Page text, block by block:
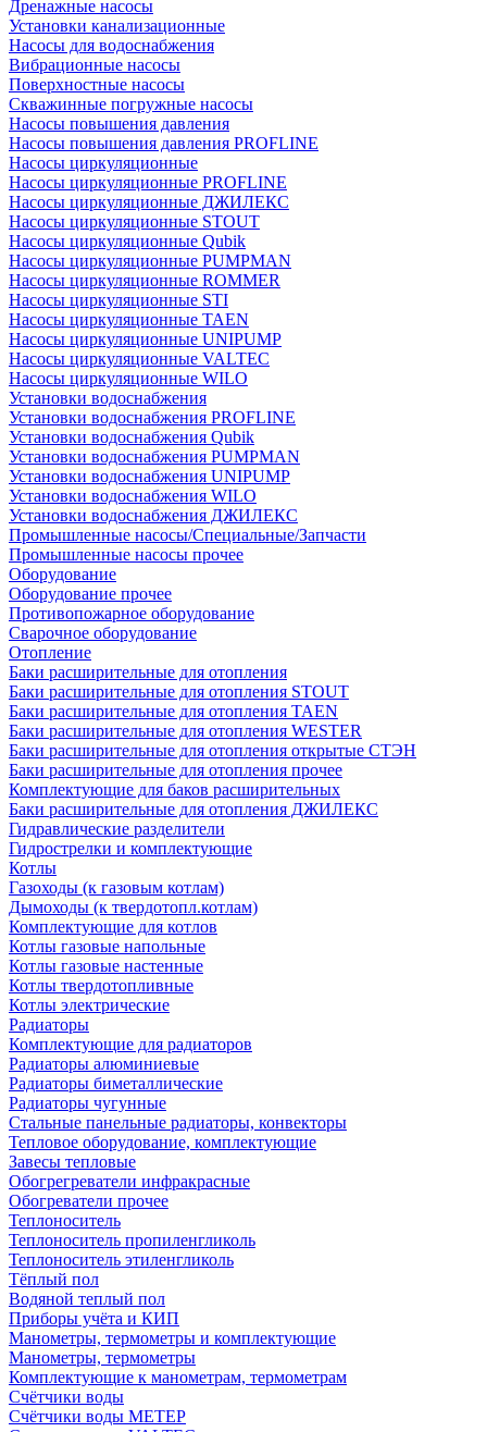
Дренажные насосы
Установки канализационные
Насосы для водоснабжения
Вибрационные насосы
Поверхностные насосы
Скважинные погружные насосы
Насосы повышения давления
Насосы повышения давления PROFLINE
Насосы циркуляционные
Насосы циркуляционные PROFLINE
Насосы циркуляционные ДЖИЛЕКС
Насосы циркуляционные STOUT
Насосы циркуляционные Qubik
Насосы циркуляционные PUMPMAN
Насосы циркуляционные ROMMER
Насосы циркуляционные STI
Насосы циркуляционные TAEN
Насосы циркуляционные UNIPUMP
Насосы циркуляционные VALTEC
Насосы циркуляционные WILO
Установки водоснабжения
Установки водоснабжения PROFLINE
Установки водоснабжения Qubik
Установки водоснабжения PUMPMAN
Установки водоснабжения UNIPUMP
Установки водоснабжения WILO
Установки водоснабжения ДЖИЛЕКС
Промышленные насосы/Специальные/Запчасти
Промышленные насосы прочее
Оборудование
Оборудование прочее
Противопожарное оборудование
Сварочное оборудование
Отопление
Баки расширительные для отопления
Баки расширительные для отопления STOUT
Баки расширительные для отопления TAEN
Баки расширительные для отопления WESTER
Баки расширительные для отопления открытые СТЭН
Баки расширительные для отопления прочее
Комплектующие для баков расширительных
Баки расширительные для отопления ДЖИЛЕКС
Гидравлические разделители
Гидрострелки и комплектующие
Котлы
Газоходы (к газовым котлам)
Дымоходы (к твердотопл.котлам)
Комплектующие для котлов
Котлы газовые напольные
Котлы газовые настенные
Котлы твердотопливные
Котлы электрические
Радиаторы
Комплектующие для радиаторов
Радиаторы алюминиевые
Радиаторы биметаллические
Радиаторы чугунные
Стальные панельные радиаторы, конвекторы
Тепловое оборудование, комплектующие
Завесы тепловые
Обогрегреватели инфракрасные
Обогреватели прочее
Теплоноситель
Теплоноситель пропиленгликоль
Теплоноситель этиленгликоль
Тёплый пол
Водяной теплый пол
Приборы учёта и КИП
Манометры, термометры и комплектующие
Манометры, термометры
Комплектующие к манометрам, термометрам
Счётчики воды
Счётчики воды МЕТЕР